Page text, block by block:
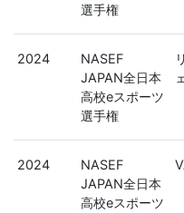
選手権
2024
NASEF
JAPAN全日本
高校eスポーツ
選手権
2024
NASEF
JAPAN全日本
高校eスポーツ